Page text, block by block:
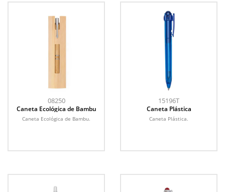
08250
Caneta Ecológica de Bambu
Caneta Ecológica de Bambu.
15196T
Caneta Plástica
Caneta Plástica.